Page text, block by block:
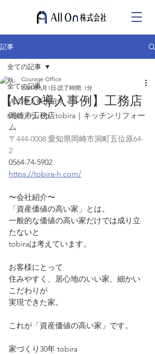
記事
全ての記事
MEO導入事例紹介
MEOノウハウ
全ての記事
【MEO導入事例】工務店
Courage Office
2021年6月1日 読了時間: 1分
岡崎市工務店tobira｜キッチンリフォー
ム
〒444-0008 愛知県岡崎市洞町五位原64-
2
0564-74-5902
https://tobira-h.com/
〜会社紹介〜
「資産価値の高い家」とは。
一般的な価値の高い家だけでは成り立
たないと
tobiraは考えています。
お客様にとって
住みやすく、居心地のいい家、細かい
こだわりが
実現できた家。
これが「資産価値の高い家」です。
家づくり30年 tobira